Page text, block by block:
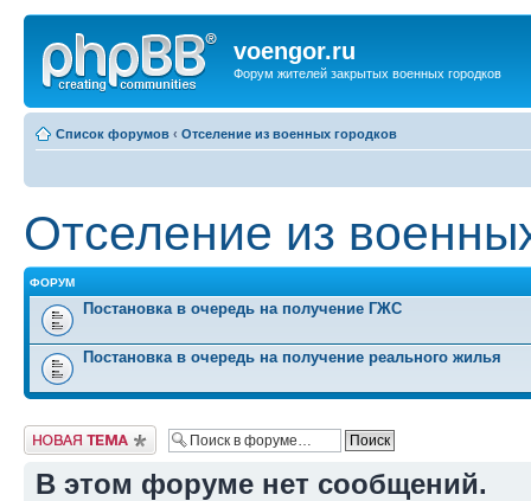
voengor.ru
Форум жителей закрытых военных городков
Список форумов ‹ Отселение из военных городков
Отселение из
ФОРУМ
Постановка в очередь на получение ГЖС
Постановка в очередь на получение реального жилья
Новая тема
В этом форуме нет сообщений.